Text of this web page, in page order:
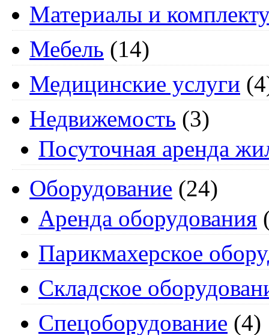
Материалы и
Мебель (14)
Медицинские услуги
Недвижемость (3)
Посуточная аренда
Оборудование (24)
Аренда оборудования
Парикмахерское
Складское
Спецоборудование (4)